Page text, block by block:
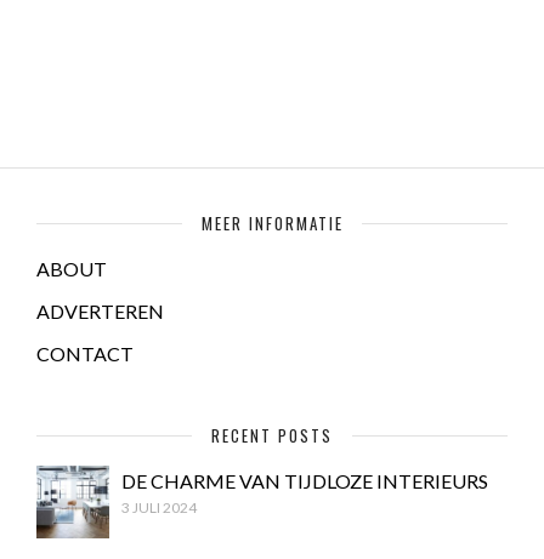
MEER INFORMATIE
ABOUT
ADVERTEREN
CONTACT
RECENT POSTS
DE CHARME VAN TIJDLOZE INTERIEURS
3 JULI 2024